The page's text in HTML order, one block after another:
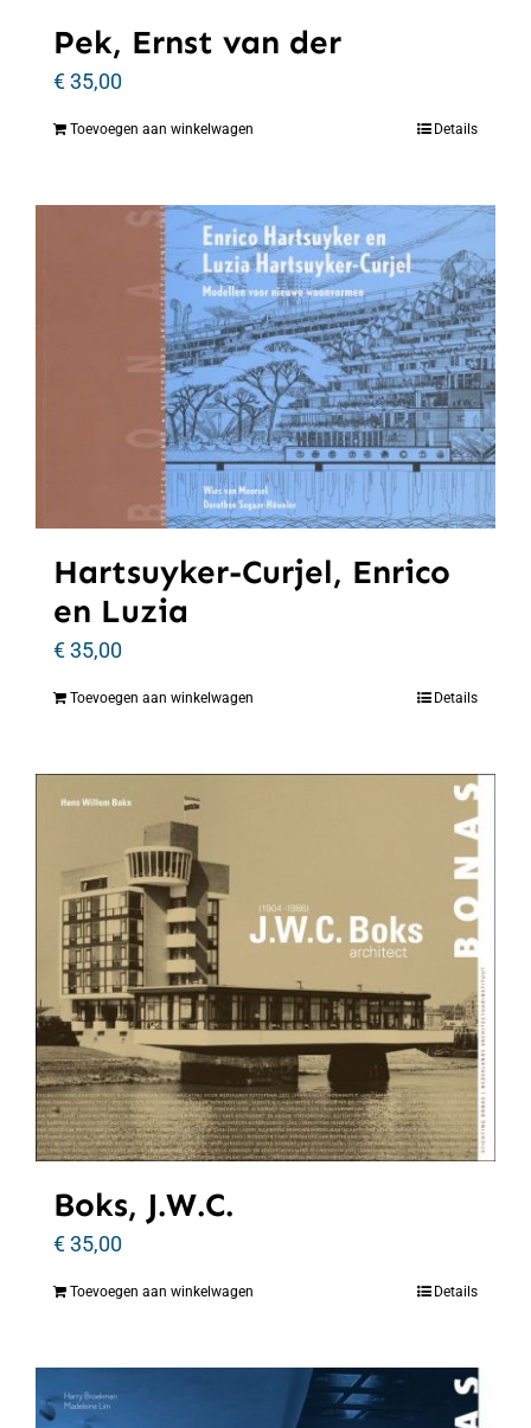
Pek, Ernst van der
€35,00
Toevoegen aan winkelwagen Details
Hartsuyker-Curjel, Enrico
en Luzia
€35,00
Toevoegen aan winkelwagen Details
Boks, J.W.C.
€35,00
Toevoegen aan winkelwagen Details